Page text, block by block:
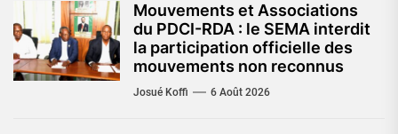
Mouvements et Associations
du PDCI-RDA : le SEMA interdit
la participation officielle des
mouvements non reconnus
Josué Koffi 6 Août 2026